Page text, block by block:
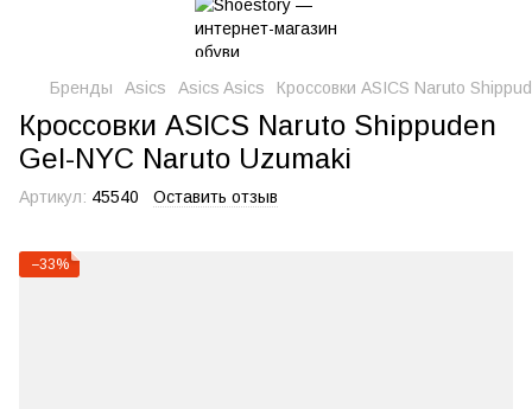
Бренды Asics Asics Asics Кроссовки ASICS Naruto
Кроссовки ASICS Naruto Shippuden
Gel-NYC Naruto Uzumaki
Артикул: 45540 Оставить отзыв
−33%